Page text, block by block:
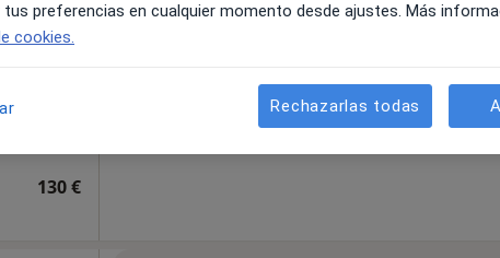
130 €
preferencias en cualquier momento desde ajustes. Más
cookies.
Rechazarlas todas